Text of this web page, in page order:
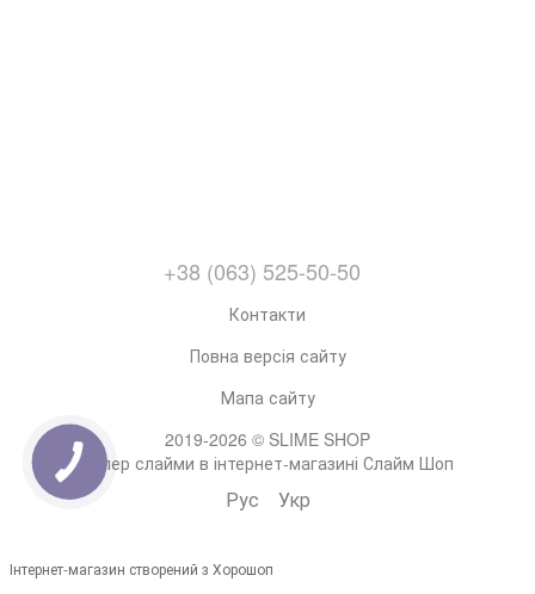
+38 (063) 525-50-50
Контакти
Повна версія сайту
Мапа сайту
2019-2026 © SLIME SHOP
Супер слайми в інтернет-магазині Слайм Шоп
Рус Укр
Інтернет-магазин створений з Хорошоп